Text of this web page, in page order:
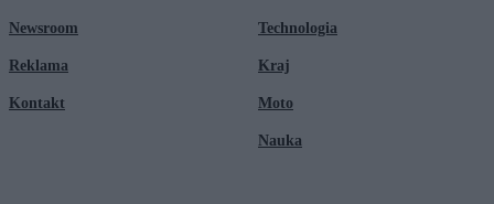
Newsroom
Reklama
Kontakt
Technologia
Kraj
Moto
Nauka